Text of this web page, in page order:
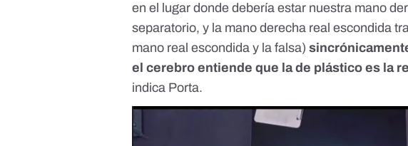
en el lugar donde debería estar nuestra mano
separatorio, y la mano derecha real escondida
mano real escondida y la falsa)
el cerebro entiende que la de plástico es la
indica Porta.